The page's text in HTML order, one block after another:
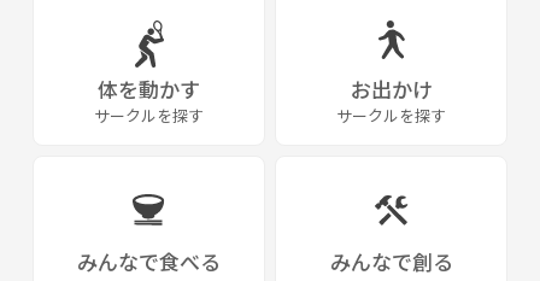
体を動かす
サークルを探す
お出かけ
サークルを探す
みんなで食べる みんなで創る